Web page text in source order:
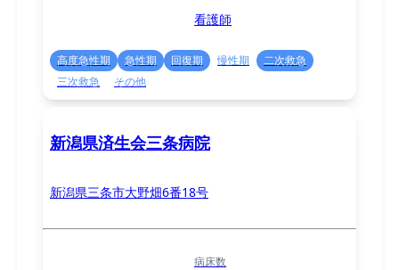
看護師
高度急性期 急性期 回復期 慢性期
二次救急
三次救急
その他
新潟県済生会三条病院
新潟県三条市大野畑6番18号
病床数